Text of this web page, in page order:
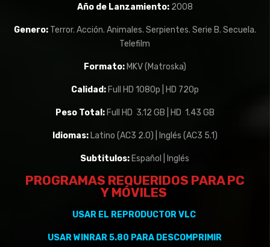
Año de Lanzamiento:2008
Genero: Terror. Acción. Animales. Serpientes. Serie B. Secuela.
Telefilm
Formato: MKV (Matroska)
Calidad: Full HD 1080p | HD 720p
Peso Total:Full HD 3.12 GB | HD 1.43 GB
Idiomas:Latino (AC3 2.0) | Inglés (AC3 5.1)
Subtitulos: Español | Inglés
PROGRAMAS REQUERIDOS PARA PC
Y MÓVILES
USAR EL REPRODUCTOR VLC
USAR WINRAR 5.80 PARA DESCOMPRIMIR